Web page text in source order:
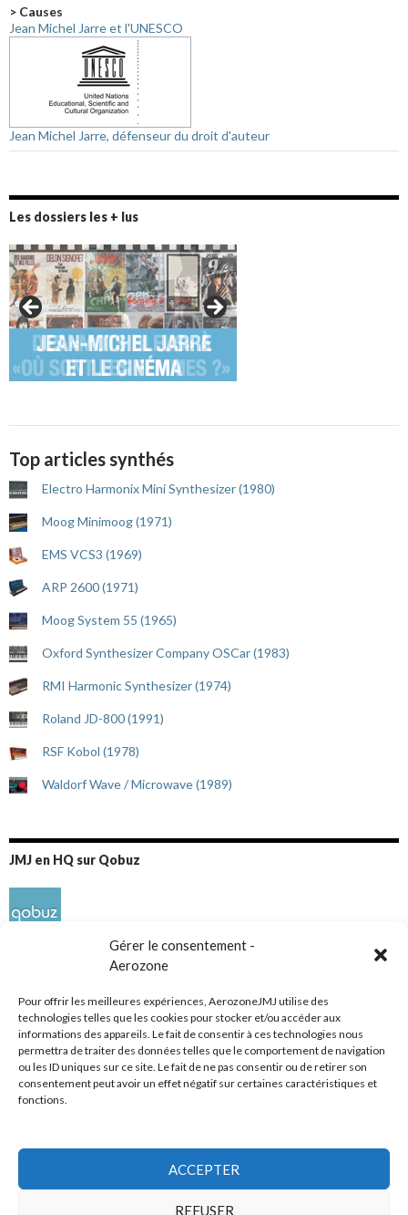
Gérer le consentement -
Aerozone
Pour offrir les meilleures expériences, AerozoneJMJ utilise des
technologies telles que les cookies pour stocker et/ou accéder aux
informations des appareils. Le fait de consentir à ces technologies nous
permettra de traiter des données telles que le comportement de navigation
ou les ID uniques sur ce site. Le fait de ne pas consentir ou de retirer son
consentement peut avoir un effet négatif sur certaines caractéristiques et
fonctions.
ACCEPTER
REFUSER
> Causes
Jean Michel Jarre et l'UNESCO
Jean Michel Jarre, défenseur du droit d'auteur
Les dossiers les + lus
Top articles synthés
Electro Harmonix Mini Synthesizer (1980)
Moog Minimoog (1971)
EMS VCS3 (1969)
ARP 2600 (1971)
Moog System 55 (1965)
Oxford Synthesizer Company OSCar (1983)
RMI Harmonic Synthesizer (1974)
Roland JD-800 (1991)
RSF Kobol (1978)
Waldorf Wave / Microwave (1989)
JMJ en HQ sur Qobuz
Réseaux sociaux